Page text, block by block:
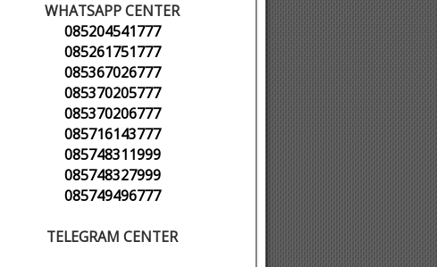
WHATSAPP CENTER
085204541777
085261751777
085367026777
085370205777
085370206777
085716143777
085748311999
085748327999
085749496777
TELEGRAM CENTER